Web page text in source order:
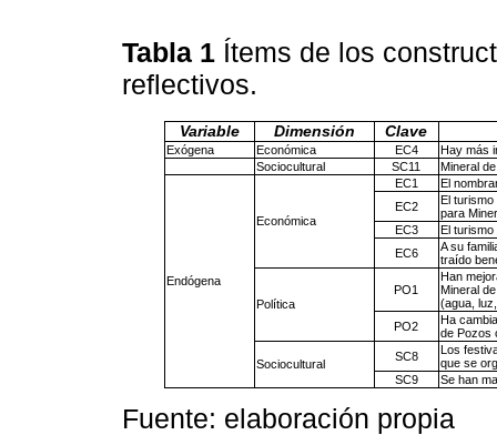
Tabla 1 Ítems de los
reflectivos.
Variable Dimensión Clave
Exógena Económica EC4
Hay más
Sociocultural
SC11 Mineral
Endógena
Económica
EC1
El
EC2
El turismo
para
EC3
El turismo
EC6
A su
traído
Política
PO1
Han
Mineral
(agua,
PO2
Ha
de Pozos
Sociocultural
SC8
Los
que se
SC9
Se han
Fuente: elaboración propia